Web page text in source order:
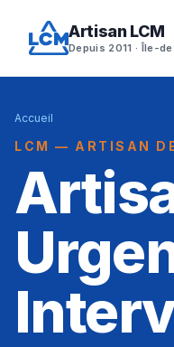
Artisan LCM
Depuis 2011 · Île-
Accueil
LCM — ARTISAN